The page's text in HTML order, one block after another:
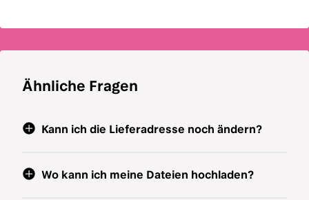
Ähnliche Fragen
Kann ich die Lieferadresse noch ändern?
Wo kann ich meine Dateien hochladen?